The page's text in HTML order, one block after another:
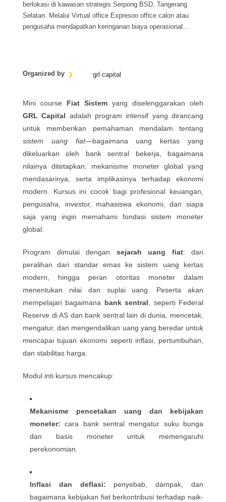
berlokasi di kawasan strategis Serpong BSD, Tangerang
Selatan. Melalui Virtual office Expresoo office calon atau
pengusaha mendapatkan keringanan biaya operasional
Organized by grl capital
Mini course Fiat Sistem yang diselenggarakan oleh
GRL Capital adalah program intensif yang dirancang
untuk memberikan pemahaman mendalam tentang
sistem uang fiat—bagaimana uang kertas yang
dikeluarkan oleh bank sentral bekerja, bagaimana
nilainya ditetapkan, mekanisme moneter global yang
mendasarinya, serta implikasinya terhadap ekonomi
modern. Kursus ini cocok bagi profesional keuangan,
pengusaha, investor, mahasiswa ekonomi, dan siapa
saja yang ingin memahami fondasi sistem moneter
global.
Program dimulai dengan sejarah uang fiat: dari
peralihan dari standar emas ke sistem uang kertas
modern, hingga peran otoritas moneter dalam
menentukan nilai dan suplai uang. Peserta akan
mempelajari bagaimana bank sentral , seperti Federal
Reserve di AS dan bank sentral lain di dunia, mencetak,
mengatur, dan mengendalikan uang yang beredar untuk
mencapai tujuan ekonomi seperti inflasi, pertumbuhan,
dan stabilitas harga.
Modul inti kursus mencakup:
Mekanisme pencetakan uang dan kebijakan
moneter: cara bank sentral mengatur suku bunga
dan basis moneter untuk memengaruhi
perekonomian.
Inflasi dan deflasi: penyebab, dampak, dan
bagaimana kebijakan fiat berkontribusi terhadap naik-